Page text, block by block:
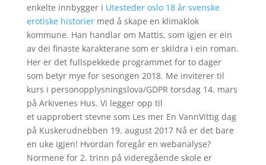
enkelte innbygger i Utesteder oslo 18 år svenske
erotiske historiermed å skape en klimaklok
kommune. Han handlar om Mattis, som igjen er ein
av dei finaste karakterane som er skildra i ein roman.
Her er det fullspekkede programmet for to dager
som betyr mye for sesongen 2018. Me inviterer til
kurs i personopplysningslova/GDPR torsdag 14. mars
på Arkivenes Hus. Vi legger opp til
et uapprobert stevne som Les mer En VannVittig dag
på Kuskerudnebben 19. august 2017 Nå er det bare
en uke igjen! Hvordan foregår en webanalyse?
Normene for 2. trinn på videregående skole er